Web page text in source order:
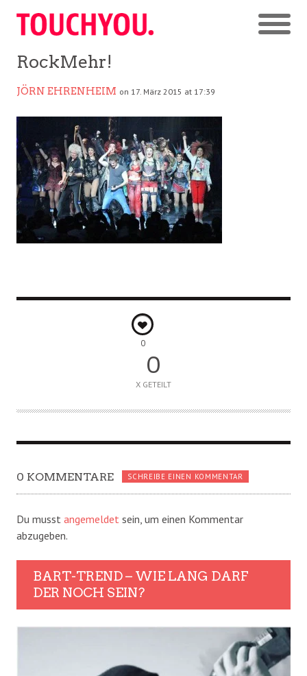
RockMehr!
JÖRN EHRENHEIM on 17. März 2015 at 17:39
0
0
X GETEILT
0 KOMMENTARE SCHREIBE EINEN KOMMENTAR
Du musst angemeldet sein, um einen Kommentar
abzugeben.
BART-TREND – WIE LANG DARF
DER NOCH SEIN?